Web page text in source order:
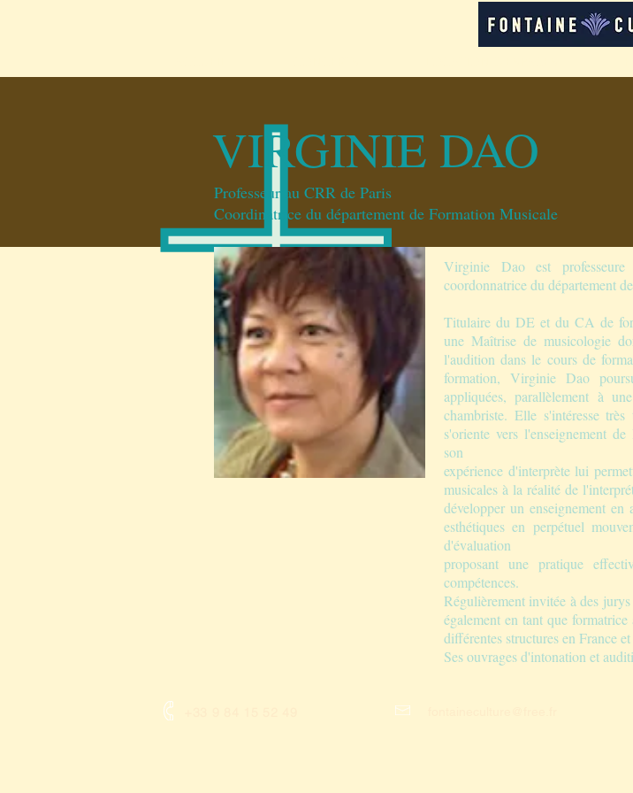
VIRGINIE DAO
Professeur au CRR de Paris
Coordinatrice du département de Formation Musicale
Virginie Dao est
coordonnatrice du département
Titulaire du DE et du CA de
une Maîtrise de musicologie
l'audition dans le cours de
formation, Virginie Dao
appliquées, parallèlement à
chambriste. Elle s'intéresse
s'oriente vers l'enseignement
son
expérience d'interprète lui
musicales à la réalité de
développer un enseignement en
esthétiques en perpétuel
d'évaluation
proposant une pratique
compétences.
Régulièrement invitée à des
également en tant que formatrice
différentes structures en France
Ses ouvrages d'intonation et